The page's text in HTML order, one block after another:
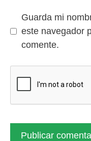
Guarda mi
este navegador
comente.